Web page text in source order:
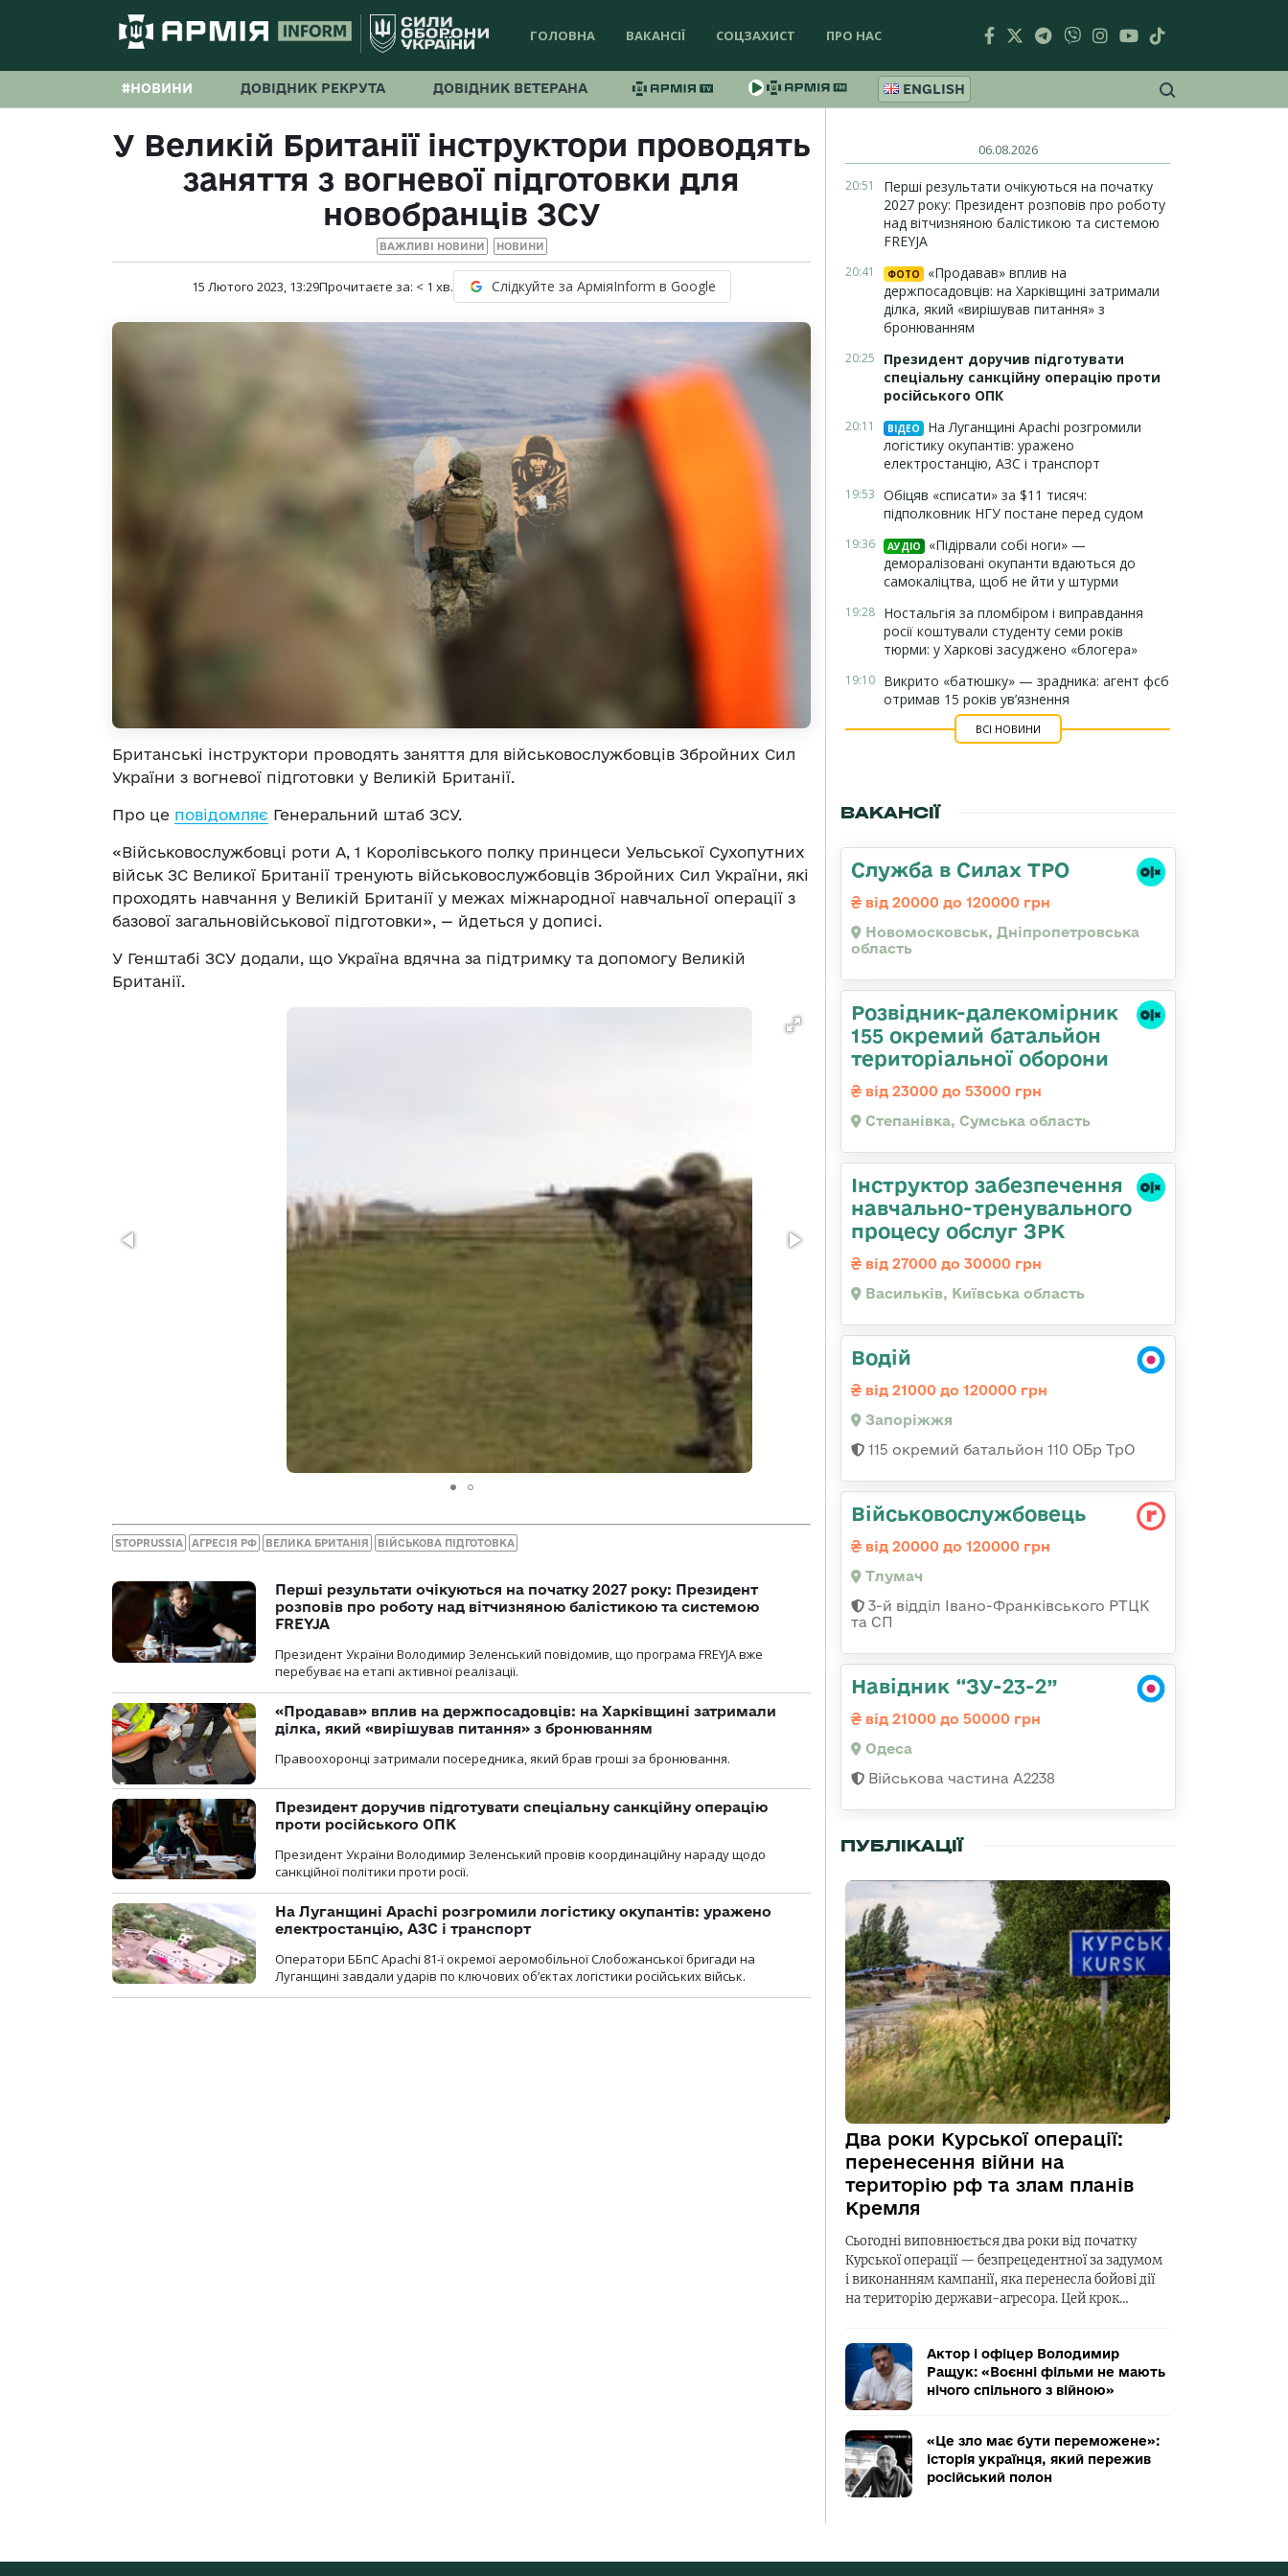
ГОЛОВНА ВАКАНСІЇ СОЦЗАХИСТ ПРО НАС
#НОВИНИ ДОВІДНИК РЕКРУТА ДОВІДНИК ВЕТЕРАНА ENGLISH
У Великій Британії інструктори проводять
заняття з вогневої підготовки для
новобранців ЗСУ
ВАЖЛИВІ НОВИНИ НОВИНИ
15 Лютого 2023, 13:29Прочитаєте за: < 1 хв. Слідкуйте за АрміяInform в Google
Британські інструктори проводять заняття для військовослужбовців Збройних Сил
України з вогневої підготовки у Великій Британії.
Про це повідомляє Генеральний штаб ЗСУ.
«Військовослужбовці роти A, 1 Королівського полку принцеси Уельської Сухопутних
військ ЗС Великої Британії тренують військовослужбовців Збройних Сил України, які
проходять навчання у Великій Британії у межах міжнародної навчальної операції з
базової загальновійськової підготовки», — йдеться у дописі.
У Генштабі ЗСУ додали, що Україна вдячна за підтримку та допомогу Великій
Британії.
STOPRUSSIA АГРЕСІЯ РФ ВЕЛИКА БРИТАНІЯ ВІЙСЬКОВА ПІДГОТОВКА
Перші результати очікуються на початку 2027 року: Президент
розповів про роботу над вітчизняною балістикою та системою
FREYJA
Президент України Володимир Зеленський повідомив, що програма FREYJA вже
перебуває на етапі активної реалізації.
«Продавав» вплив на держпосадовців: на Харківщині затримали
ділка, який «вирішував питання» з бронюванням
Правоохоронці затримали посередника, який брав гроші за бронювання.
Президент доручив підготувати спеціальну санкційну операцію
проти російського ОПК
Президент України Володимир Зеленський провів координаційну нараду щодо
санкційної політики проти росії.
На Луганщині Apachi розгромили логістику окупантів: уражено
електростанцію, АЗС і транспорт
Оператори ББпС Apachi 81-ї окремої аеромобільної Слобожанської бригади на
Луганщині завдали ударів по ключових об’єктах логістики російських військ.
06.08.2026
20:51
Перші результати очікуються на початку
2027 року: Президент розповів про роботу
над вітчизняною балістикою та системою
FREYJA
20:41 ФОТО
«Продавав» вплив на
держпосадовців: на Харківщині затримали
ділка, який «вирішував питання» з
бронюванням
20:25
Президент доручив підготувати
спеціальну санкційну операцію проти
російського ОПК
20:11 ВІДЕО
На Луганщині Apachi розгромили
логістику окупантів: уражено
електростанцію, АЗС і транспорт
19:53 Обіцяв «списати» за $11 тисяч:
підполковник НГУ постане перед судом
19:36 АУДІО
«Підірвали собі ноги» —
деморалізовані окупанти вдаються до
самокаліцтва, щоб не йти у штурми
19:28 Ностальгія за пломбіром і виправдання
росії коштували студенту семи років
тюрми: у Харкові засуджено «блогера»
19:10 Викрито «батюшку» — зрадника: агент фсб
отримав 15 років ув’язнення
ВСІ НОВИНИ
ВАКАНСІЇ
Служба в Силах ТРО
від 20000 до 120000 грн
Новомосковськ, Дніпропетровська
область
Розвідник-далекомірник
155 окремий батальйон
територіальної оборони
від 23000 до 53000 грн
Степанівка, Сумська область
Інструктор забезпечення
навчально-тренувального
процесу обслуг ЗРК
від 27000 до 30000 грн
Васильків, Київська область
Водій
від 21000 до 120000 грн
Запоріжжя
115 окремий батальйон 110 ОБр ТрО
Військовослужбовець
від 20000 до 120000 грн
Тлумач
3-й відділ Івано-Франківського РТЦК
та СП
Навідник “ЗУ-23-2”
від 21000 до 50000 грн
Одеса
Військова частина А2238
ПУБЛІКАЦІЇ
Два роки Курської операції:
перенесення війни на
територію рф та злам планів
Кремля
Сьогодні виповнюється два роки від початку
Курської операції — безпрецедентної за задумом
і виконанням кампанії, яка перенесла бойові дії
на територію держави-агресора. Цей крок…
Актор і офіцер Володимир
Ращук: «Воєнні фільми не мають
нічого спільного з війною»
«Це зло має бути переможене»:
історія українця, який пережив
російський полон